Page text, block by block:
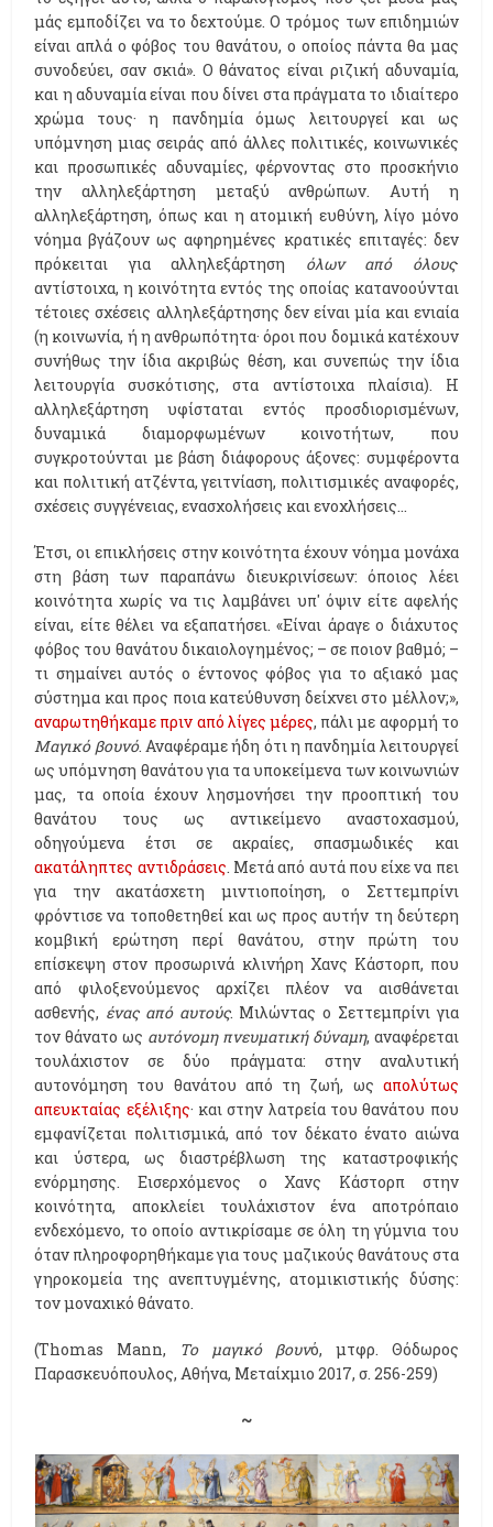
μάς εμποδίζει να το δεχτούμε. Ο τρόμος των επιδημιών
είναι απλά ο φόβος του θανάτου, ο οποίος πάντα θα μας
συνοδεύει, σαν σκιά». Ο θάνατος είναι ριζική αδυναμία,
και η αδυναμία είναι που δίνει στα πράγματα το ιδιαίτερο
χρώμα τους· η πανδημία όμως λειτουργεί και ως
υπόμνηση μιας σειράς από άλλες πολιτικές, κοινωνικές
και προσωπικές αδυναμίες, φέρνοντας στο προσκήνιο
την αλληλεξάρτηση μεταξύ ανθρώπων. Αυτή η
αλληλεξάρτηση, όπως και η ατομική ευθύνη, λίγο μόνο
νόημα βγάζουν ως αφηρημένες κρατικές επιταγές: δεν
πρόκειται για αλληλεξάρτηση όλων από όλους·
αντίστοιχα, η κοινότητα εντός της οποίας κατανοούνται
τέτοιες σχέσεις αλληλεξάρτησης δεν είναι μία και ενιαία
(η κοινωνία, ή η ανθρωπότητα· όροι που δομικά κατέχουν
συνήθως την ίδια ακριβώς θέση, και συνεπώς την ίδια
λειτουργία συσκότισης, στα αντίστοιχα πλαίσια). Η
αλληλεξάρτηση υφίσταται εντός προσδιορισμένων,
δυναμικά διαμορφωμένων κοινοτήτων, που
συγκροτούνται με βάση διάφορους άξονες: συμφέροντα
και πολιτική ατζέντα, γειτνίαση, πολιτισμικές αναφορές,
σχέσεις συγγένειας, ενασχολήσεις και ενοχλήσεις…
Έτσι, οι επικλήσεις στην κοινότητα έχουν νόημα μονάχα
στη βάση των παραπάνω διευκρινίσεων: όποιος λέει
κοινότητα χωρίς να τις λαμβάνει υπ' όψιν είτε αφελής
είναι, είτε θέλει να εξαπατήσει. «Είναι άραγε ο διάχυτος
φόβος του θανάτου δικαιολογημένος; – σε ποιον βαθμό; –
τι σημαίνει αυτός ο έντονος φόβος για το αξιακό μας
σύστημα και προς ποια κατεύθυνση δείχνει στο μέλλον;»,
αναρωτηθήκαμε πριν από λίγες μέρες, πάλι με αφορμή το
Μαγικό βουνό. Αναφέραμε ήδη ότι η πανδημία λειτουργεί
ως υπόμνηση θανάτου για τα υποκείμενα των κοινωνιών
μας, τα οποία έχουν λησμονήσει την προοπτική του
θανάτου τους ως αντικείμενο αναστοχασμού,
οδηγούμενα έτσι σε ακραίες, σπασμωδικές και
ακατάληπτες αντιδράσεις. Μετά από αυτά που είχε να πει
για την ακατάσχετη μιντιοποίηση, ο Σεττεμπρίνι
φρόντισε να τοποθετηθεί και ως προς αυτήν τη δεύτερη
κομβική ερώτηση περί θανάτου, στην πρώτη του
επίσκεψη στον προσωρινά κλινήρη Χανς Κάστορπ, που
από φιλοξενούμενος αρχίζει πλέον να αισθάνεται
ασθενής, ένας από αυτούς. Μιλώντας ο Σεττεμπρίνι για
τον θάνατο ως αυτόνομη πνευματική δύναμη, αναφέρεται
τουλάχιστον σε δύο πράγματα: στην αναλυτική
αυτονόμηση του θανάτου από τη ζωή, ως απολύτως
απευκταίας εξέλιξης· και στην λατρεία του θανάτου που
εμφανίζεται πολιτισμικά, από τον δέκατο ένατο αιώνα
και ύστερα, ως διαστρέβλωση της καταστροφικής
ενόρμησης. Εισερχόμενος ο Χανς Κάστορπ στην
κοινότητα, αποκλείει τουλάχιστον ένα αποτρόπαιο
ενδεχόμενο, το οποίο αντικρίσαμε σε όλη τη γύμνια του
όταν πληροφορηθήκαμε για τους μαζικούς θανάτους στα
γηροκομεία της ανεπτυγμένης, ατομικιστικής δύσης:
τον μοναχικό θάνατο.
(Thomas Mann, Το μαγικό βουνό, μτφρ. Θόδωρος
Παρασκευόπουλος, Αθήνα, Μεταίχμιο 2017, σ. 256-259)
~